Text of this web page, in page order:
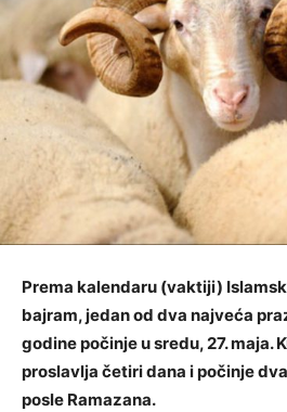
Prema kalendaru (vaktiji)
bajram, jedan od dva najveća
godine počinje u sredu, 27. maja.
proslavlja četiri dana i počinje
posle Ramazana.